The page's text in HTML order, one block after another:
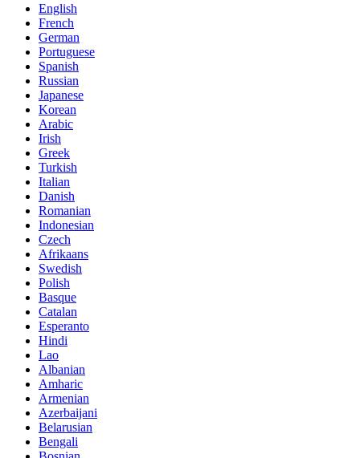
English
French
German
Portuguese
Spanish
Russian
Japanese
Korean
Arabic
Irish
Greek
Turkish
Italian
Danish
Romanian
Indonesian
Czech
Afrikaans
Swedish
Polish
Basque
Catalan
Esperanto
Hindi
Lao
Albanian
Amharic
Armenian
Azerbaijani
Belarusian
Bengali